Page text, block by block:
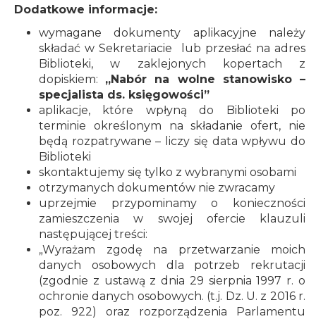
Dodatkowe informacje:
wymagane dokumenty aplikacyjne należy
składać w Sekretariacie lub przesłać na adres
Biblioteki, w zaklejonych kopertach z
dopiskiem: „Nabór na wolne stanowisko –
specjalista ds. księgowości”
aplikacje, które wpłyną do Biblioteki po
terminie określonym na składanie ofert, nie
będą rozpatrywane – liczy się data wpływu do
Biblioteki
skontaktujemy się tylko z wybranymi osobami
otrzymanych dokumentów nie zwracamy
uprzejmie przypominamy o konieczności
zamieszczenia w swojej ofercie klauzuli
następującej treści:
„Wyrażam zgodę na przetwarzanie moich
danych osobowych dla potrzeb rekrutacji
(zgodnie z ustawą z dnia 29 sierpnia 1997 r. o
ochronie danych osobowych. (t.j. Dz. U. z 2016 r.
poz. 922) oraz rozporządzenia Parlamentu